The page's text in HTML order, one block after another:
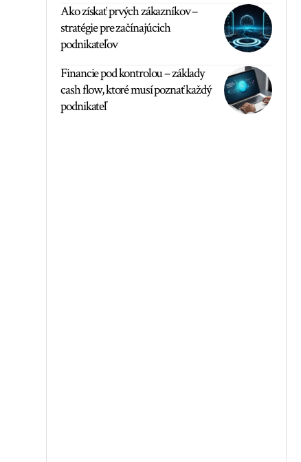
Ako získať prvých zákazníkov –
stratégie pre začínajúcich
podnikateľov
Financie pod kontrolou – základy
cash flow, ktoré musí poznať každý
podnikateľ